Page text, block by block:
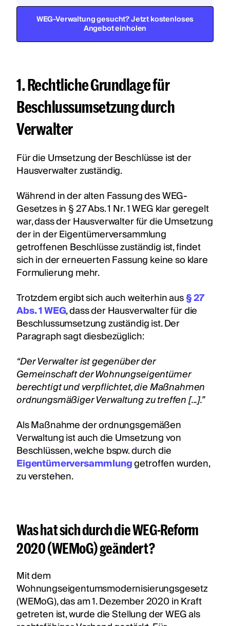
WEG-Verwaltung gesucht? Jetzt kostenloses
Angebot einholen
1. Rechtliche Grundlage für
Beschlussumsetzung durch
Verwalter
Für die Umsetzung der Beschlüsse ist der
Hausverwalter zuständig.
Während in der alten Fassung des WEG-
Gesetzes in § 27 Abs. 1 Nr. 1 WEG klar geregelt
war, dass der Hausverwalter für die Umsetzung
der in der Eigentümerversammlung
getroffenen Beschlüsse zuständig ist, findet
sich in der erneuerten Fassung keine so klare
Formulierung mehr.
Trotzdem ergibt sich auch weiterhin aus§ 27
Abs. 1 WEG, dass der Hausverwalter für die
Beschlussumsetzung zuständig ist. Der
Paragraph sagt diesbezüglich:
“Der Verwalter ist gegenüber der
Gemeinschaft der Wohnungseigentümer
berechtigt und verpflichtet, die Maßnahmen
ordnungsmäßiger Verwaltung zu treffen [...].”
Als Maßnahme der ordnungsgemäßen
Verwaltung ist auch die Umsetzung von
Beschlüssen, welche bspw. durch die
Eigentümerversammlunggetroffen wurden,
zu verstehen.
Was hat sich durch die WEG-Reform
2020 (WEMoG) geändert?
Mit dem
Wohnungseigentumsmodernisierungsgesetz
(WEMoG), das am 1. Dezember 2020 in Kraft
getreten ist, wurde die Stellung der WEG als